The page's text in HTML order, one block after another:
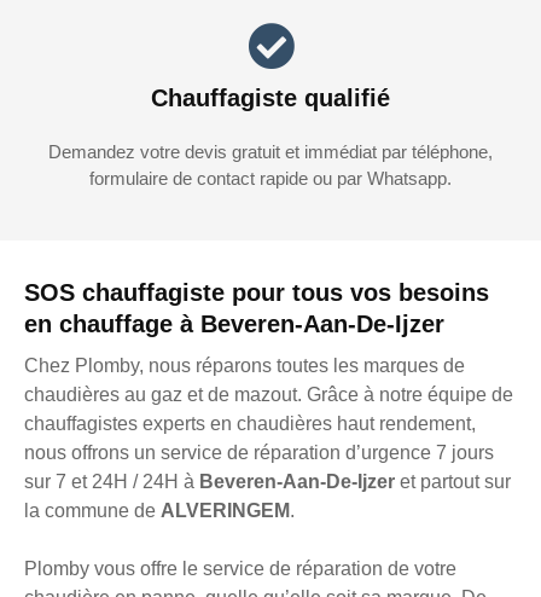
SOS chauffagiste pour tous vos besoins
en chauffage à Beveren-Aan-De-Ijzer
Chez Plomby, nous réparons toutes les marques de
chaudières au gaz et de mazout. Grâce à notre équipe de
chauffagistes experts en chaudières haut rendement,
nous offrons un service de réparation d’urgence 7 jours
sur 7 et 24H / 24H à Beveren-Aan-De-Ijzer et partout sur
la commune de ALVERINGEM.
Plomby vous offre le service de réparation de votre
Chauffagiste qualifié
Demandez votre devis gratuit et immédiat par téléphone,
formulaire de contact rapide ou par Whatsapp.